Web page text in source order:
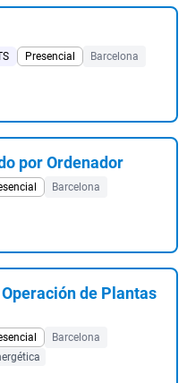
Presencial
Barcelona
por Ordenador
Barcelona
de Plantas
Barcelona